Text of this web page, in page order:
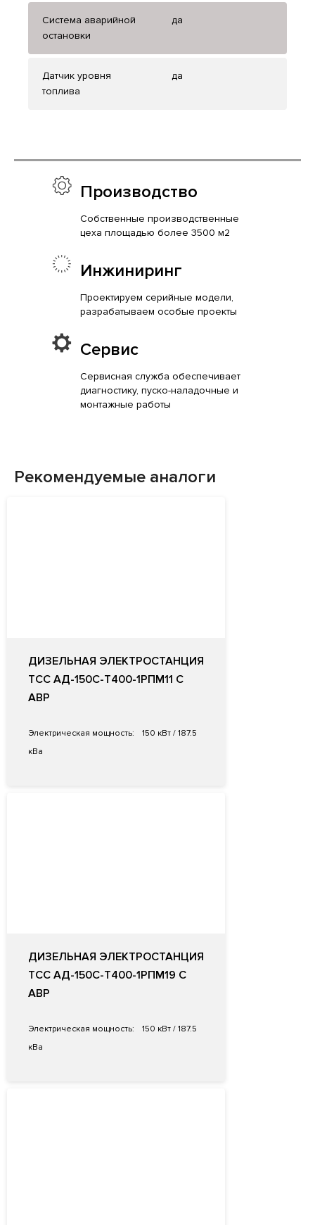
Система аварийной
остановки
да
Датчик уровня
топлива
да
Производство
Собственные производственные
цеха площадью более 3500 м2
Инжиниринг
Проектируем серийные модели,
разрабатываем особые проекты
Сервис
Сервисная служба обеспечивает
диагностику, пуско-наладочные и
монтажные работы
Рекомендуемые аналоги
ДИЗЕЛЬНАЯ ЭЛЕКТРОСТАНЦИЯ
ТСС АД-150С-Т400-1РПМ11 С
АВР
Электрическая мощность:
150 кВт / 187.5
кВа
ДИЗЕЛЬНАЯ ЭЛЕКТРОСТАНЦИЯ
ТСС АД-150С-Т400-1РПМ19 С
АВР
Электрическая мощность:
150 кВт / 187.5
кВа